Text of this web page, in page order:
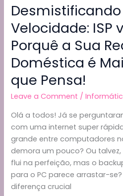
9060
XT
16GB
Velocidade: ISP
Porquê a Sua
Doméstica é
que Pensa!
Leave a Comment /
Olá a todos! Já se
com uma internet super
grande entre computadores
demora um pouco? Ou
flui na perfeição, mas o
para o PC parece arrastar-
diferença crucial